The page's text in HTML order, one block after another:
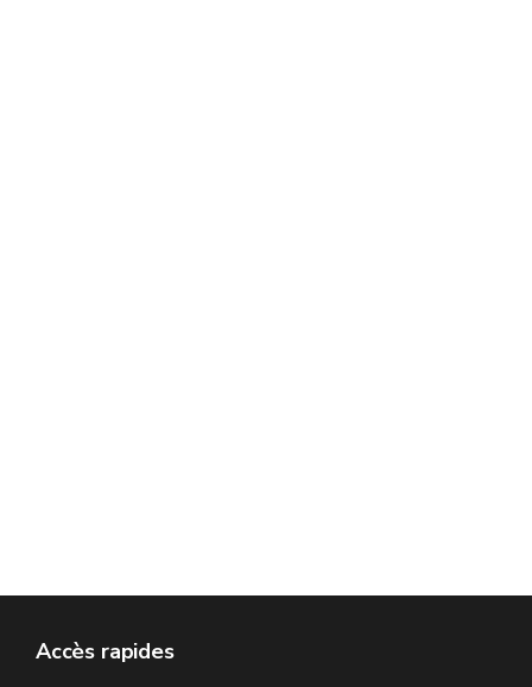
Accès rapides